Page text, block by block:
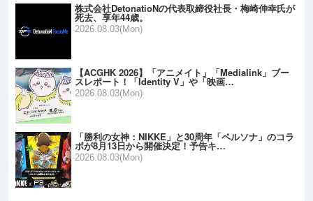
株式会社DetonatioNの代表取締役社長・梅崎伸幸氏が
死去、享年44歳。
2026.08.03(Mon)
【ACGHK 2026】「アニメイト」「Medialink」ブー
スレポート！「Identity V」や「映画…
2026.08.03(Mon)
「勝利の女神：NIKKE」と30周年「ペルソナ」のコラ
ボが8月13日から開催決定！予告キ…
2026.08.03(Mon)